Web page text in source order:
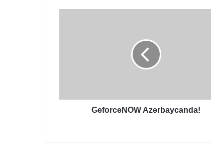
GeforceNOW Azərbaycanda!